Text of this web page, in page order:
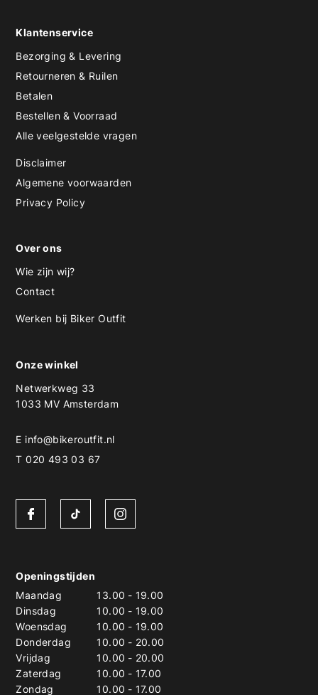
Klantenservice
Bezorging & Levering
Retourneren & Ruilen
Betalen
Bestellen & Voorraad
Alle veelgestelde vragen
Disclaimer
Algemene voorwaarden
Privacy Policy
Over ons
Wie zijn wij?
Contact
Werken bij Biker Outfit
Onze winkel
Netwerkweg 33
1033 MV Amsterdam
E info@bikeroutfit.nl
T 020 493 03 67
Openingstijden
Maandag
13.00 - 19.00
Dinsdag
10.00 - 19.00
Woensdag
10.00 - 19.00
Donderdag
10.00 - 20.00
Vrijdag
10.00 - 20.00
Zaterdag
10.00 - 17.00
Zondag
10.00 - 17.00